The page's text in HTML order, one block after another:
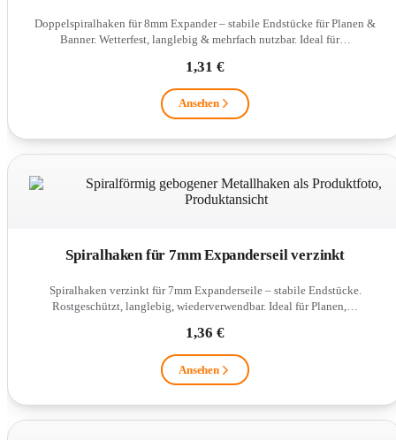
Doppelspiralhaken für 8mm Expander – stabile Endstücke für Planen &
Banner. Wetterfest, langlebig & mehrfach nutzbar. Ideal für…
1,31 €
Ansehen
Spiralhaken für 7mm Expanderseil verzinkt
Spiralhaken verzinkt für 7mm Expanderseile – stabile Endstücke.
Rostgeschützt, langlebig, wiederverwendbar. Ideal für Planen,…
1,36 €
Ansehen